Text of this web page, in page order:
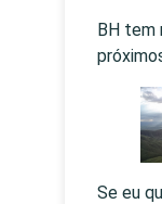
BH tem
Se eu